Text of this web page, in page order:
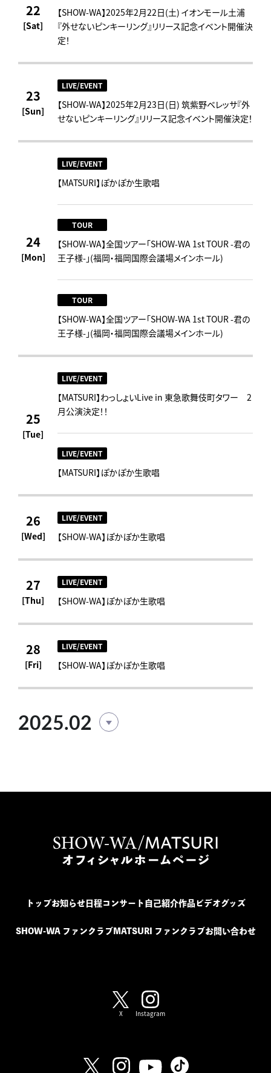
22
[Sat]
【SHOW-WA】2025年2月22日(土) イオンモール土浦
『外せないピンキーリング』リリース記念イベント開催決
定！
23
[Sun]
LIVE/EVENT
【SHOW-WA】2025年2月23日(日) 筑紫野ベレッサ『外
せないピンキーリング』リリース記念イベント開催決定！
24
[Mon]
LIVE/EVENT
【MATSURI】ぽかぽか生歌唱
TOUR
【SHOW-WA】全国ツアー「SHOW-WA 1st TOUR -君の
王子様-」(福岡・福岡国際会議場メインホール)
TOUR
【SHOW-WA】全国ツアー「SHOW-WA 1st TOUR -君の
王子様-」(福岡・福岡国際会議場メインホール)
25
[Tue]
LIVE/EVENT
【MATSURI】わっしょいLive in 東急歌舞伎町タワー 2
月公演決定！！
LIVE/EVENT
【MATSURI】ぽかぽか生歌唱
26
[Wed]
LIVE/EVENT
【SHOW-WA】ぽかぽか生歌唱
27
[Thu]
LIVE/EVENT
【SHOW-WA】ぽかぽか生歌唱
28
[Fri]
LIVE/EVENT
【SHOW-WA】ぽかぽか生歌唱
2025.02
トップお知らせ日程コンサート 自己紹介作品ビデオグッズ
SHOW-WA ファンクラブMATSURI ファンクラブお問い合わせ
X Instagram